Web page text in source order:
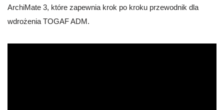
ArchiMate 3, które zapewnia krok po kroku przewodnik dla
wdrożenia TOGAF ADM.